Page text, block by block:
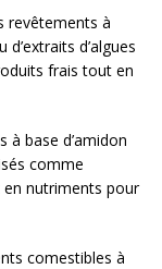
revêtements à
d’algues
frais tout en
à base d’amidon
comme
en nutriments pour
comestibles à